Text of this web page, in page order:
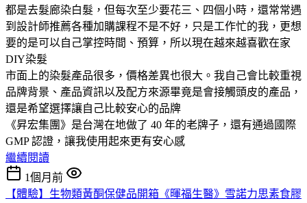
都是去髮廊染白髮，但每次至少要花三、四個小時，還常常遇
到設計師推薦各種加購課程不是不好，只是工作忙的我，更想
要的是可以自己掌控時間、預算，所以現在越來越喜歡在家
DIY染髮
市面上的染髮產品很多，價格差異也很大。我自己會比較重視
品牌背景、產品資訊以及配方來源畢竟是會接觸頭皮的產品，
還是希望選擇讓自己比較安心的品牌
《昇宏集團》是台灣在地做了 40 年的老牌子，還有通過國際
GMP 認證，讓我使用起來更有安心感
繼續閱讀
1個月前
【體驗】生物類黃酮保健品開箱《暉福生醫》雪諾力思素食膠